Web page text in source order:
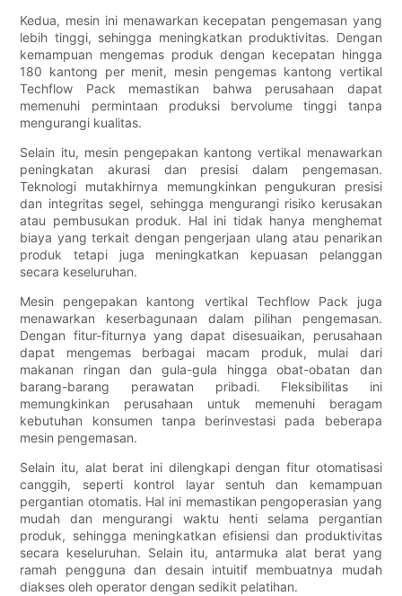
Kedua, mesin ini menawarkan kecepatan pengemasan yang
lebih tinggi, sehingga meningkatkan produktivitas. Dengan
kemampuan mengemas produk dengan kecepatan hingga
180 kantong per menit, mesin pengemas kantong vertikal
Techflow Pack memastikan bahwa perusahaan dapat
memenuhi permintaan produksi bervolume tinggi tanpa
mengurangi kualitas.
Selain itu, mesin pengepakan kantong vertikal menawarkan
peningkatan akurasi dan presisi dalam pengemasan.
Teknologi mutakhirnya memungkinkan pengukuran presisi
dan integritas segel, sehingga mengurangi risiko kerusakan
atau pembusukan produk. Hal ini tidak hanya menghemat
biaya yang terkait dengan pengerjaan ulang atau penarikan
produk tetapi juga meningkatkan kepuasan pelanggan
secara keseluruhan.
Mesin pengepakan kantong vertikal Techflow Pack juga
menawarkan keserbagunaan dalam pilihan pengemasan.
Dengan fitur-fiturnya yang dapat disesuaikan, perusahaan
dapat mengemas berbagai macam produk, mulai dari
makanan ringan dan gula-gula hingga obat-obatan dan
barang-barang perawatan pribadi. Fleksibilitas ini
memungkinkan perusahaan untuk memenuhi beragam
kebutuhan konsumen tanpa berinvestasi pada beberapa
mesin pengemasan.
Selain itu, alat berat ini dilengkapi dengan fitur otomatisasi
canggih, seperti kontrol layar sentuh dan kemampuan
pergantian otomatis. Hal ini memastikan pengoperasian yang
mudah dan mengurangi waktu henti selama pergantian
produk, sehingga meningkatkan efisiensi dan produktivitas
secara keseluruhan. Selain itu, antarmuka alat berat yang
ramah pengguna dan desain intuitif membuatnya mudah
diakses oleh operator dengan sedikit pelatihan.